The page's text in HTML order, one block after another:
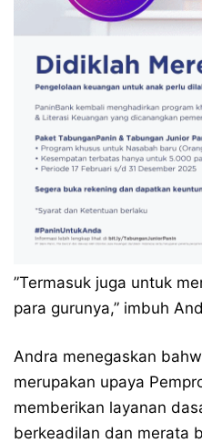
​”Termasuk juga untuk
para gurunya,” imbuh
​Andra menegaskan
merupakan upaya
memberikan layanan
berkeadilan dan merata